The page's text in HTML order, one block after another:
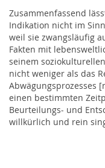
Impressum
Zusammenfassend
Indikation nicht im
weil sie zwangsläufig
Fakten mit
seinem
nicht weniger als das
Abwägungsprozesses
einen bestimmten
Beurteilungs- und
willkürlich und rein